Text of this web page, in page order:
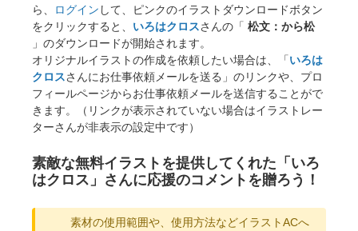
ら、
ログイン して、ピンクのイラストダウンロードボタン
をクリックすると、 いろはクロスさんの「 松文：から松
」のダウンロードが開始されます。
オリジナルイラストの作成を依頼したい場合は、「いろは
クロスさんにお仕事依頼メールを送る」のリンクや、プロ
フィールページからお仕事依頼メールを送信することがで
きます。（リンクが表示されていない場合はイラストレー
ターさんが非表示の設定中です）
素敵な無料イラストを提供してくれた「いろ
はクロス」さんに応援のコメントを贈ろう！
素材の使用範囲や、使用方法などイラストACへ